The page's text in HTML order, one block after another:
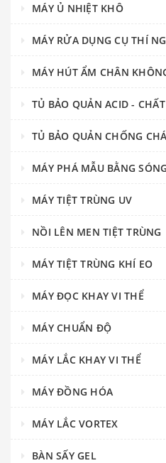
MÁY Ủ NHIỆT KHÔ
MÁY RỬA DỤNG CỤ THÍ
MÁY HÚT ẨM CHÂN
TỦ BẢO QUẢN ACID -
TỦ BẢO QUẢN CHỐNG
MÁY PHÁ MẪU BẰNG
MÁY TIỆT TRÙNG UV
NỒI LÊN MEN TIỆT TRÙNG
MÁY TIỆT TRÙNG KHÍ EO
MÁY ĐỌC KHAY VI THỂ
MÁY CHUẨN ĐỘ
MÁY LẮC KHAY VI THỂ
MÁY ĐỒNG HÓA
MÁY LẮC VORTEX
BÀN SẤY GEL